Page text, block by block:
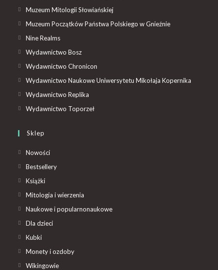
Muzeum Mitologii Słowiańskiej
Muzeum Początków Państwa Polskiego w Gnieźnie
Nine Realms
Wydawnictwo Bosz
Wydawnictwo Chronicon
Wydawnictwo Naukowe Uniwersytetu Mikołaja Kopernika
Wydawnictwo Replika
Wydawnictwo Toporzeł
Sklep
Nowości
Bestsellery
Książki
Mitologia i wierzenia
Naukowe i popularnonaukowe
Dla dzieci
Kubki
Monety i ozdoby
Wikingowie